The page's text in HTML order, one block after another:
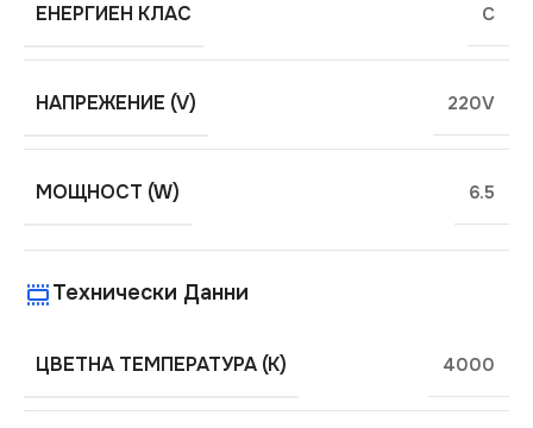
ЕНЕРГИЕН КЛАС C
НАПРЕЖЕНИЕ (V) 220V
МОЩНОСТ (W) 6.5
Технически Данни
ЦВЕТНА ТЕМПЕРАТУРА (K) 4000